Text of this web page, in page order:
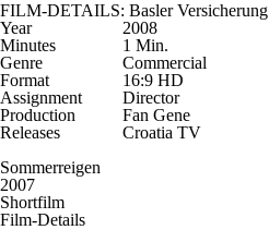
FILM-DETAILS: Basler Versicherung
Year
2008
Minutes
1 Min.
Genre
Commercial
Format
16:9 HD
Assignment
Director
Production
Fan Gene
Releases
Croatia TV
Sommerreigen
2007
Shortfilm
Film-Details